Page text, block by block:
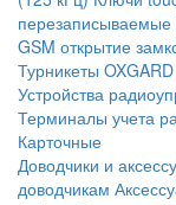
перезаписываемые
GSM открытие
Турникеты OXGARD
Устройства
Терминалы учета
Карточные
Доводчики и
доводчикам